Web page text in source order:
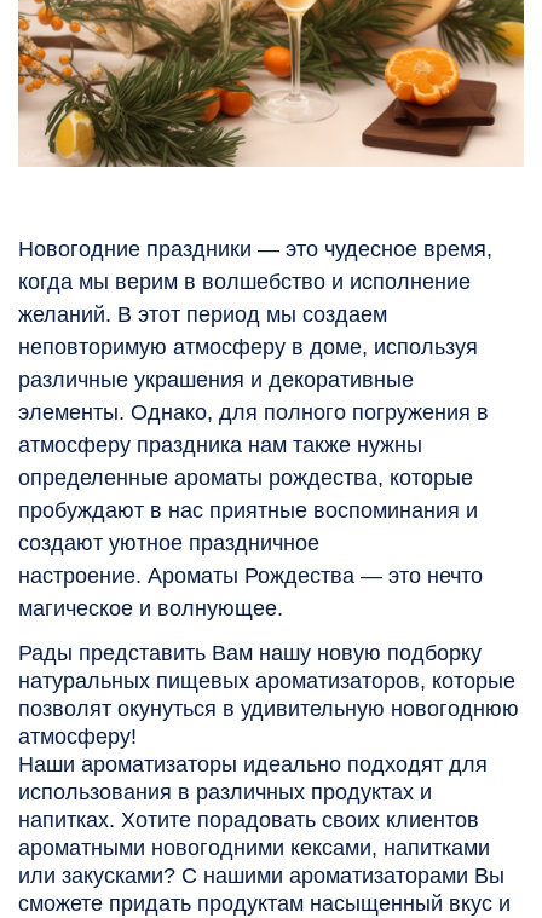
Новогодние праздники — это чудесное время,
когда мы верим в волшебство и исполнение
желаний. В этот период мы создаем
неповторимую атмосферу в доме, используя
различные украшения и декоративные
элементы. Однако, для полного погружения в
атмосферу праздника нам также нужны
определенные ароматы рождества, которые
пробуждают в нас приятные воспоминания и
создают уютное праздничное
настроение. Ароматы Рождества — это нечто
магическое и волнующее.
Рады представить Вам нашу новую подборку
натуральных пищевых ароматизаторов, которые
позволят окунуться в удивительную новогоднюю
атмосферу!
Наши ароматизаторы идеально подходят для
использования в различных продуктах и
напитках. Хотите порадовать своих клиентов
ароматными новогодними кексами, напитками
или закусками? С нашими ароматизаторами Вы
сможете придать продуктам насыщенный вкус и